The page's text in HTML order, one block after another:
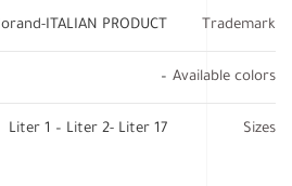
Trademark
Jorand-ITALIAN PRODUCT
Available colors
–
Sizes
17 Liter 1 – Liter 2- Liter